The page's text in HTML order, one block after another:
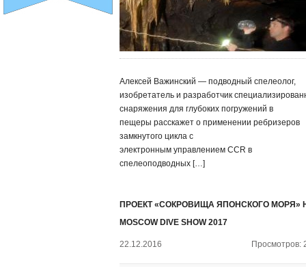
Алексей Важинский — подводный спелеолог,
изобретатель и разработчик
снаряжения для глубоких погружений в
пещеры расскажет о применении ребризеров
замкнутого цикла с
электронным управлением CCR в
спелеоподводных […]
ПРОЕКТ «СОКРОВИЩА ЯПОНСКОГО МОРЯ»
MOSCOW DIVE SHOW 2017
22.12.2016 Просмотров: